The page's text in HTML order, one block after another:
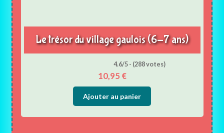
Le trésor du village gaulois (6-7 ans)
4.6/5 - (288 votes)
10,95 €
Ajouter au panier